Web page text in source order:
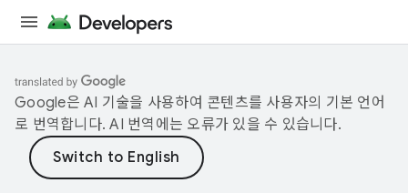
Google은 AI 기술을 사용하여 콘텐츠를 사용자의 기본 언어
로 번역합니다. AI 번역에는 오류가 있을 수 있습니다.